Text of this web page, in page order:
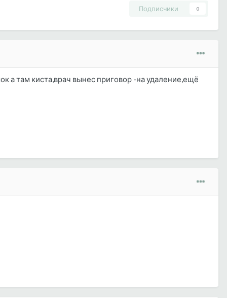
Подписчики 0
а там киста,врач вынес приговор -на удаление,ещё